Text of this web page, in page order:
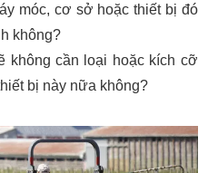
móc, cơ sở hoặc thiết bị đó
không?
không cần loại hoặc kích cỡ
bị này nữa không?